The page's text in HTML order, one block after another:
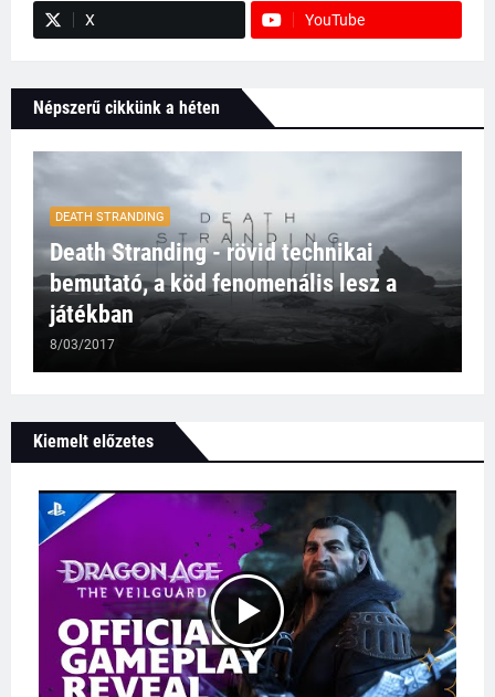
X YouTube
Népszerű cikkünk a héten
DEATH STRANDING
Death Stranding - rövid technikai
bemutató, a köd fenomenális lesz a
játékban
8/03/2017
Kiemelt előzetes